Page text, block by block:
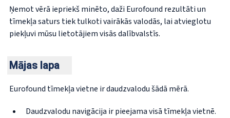
Ņemot vērā iepriekš minēto, daži Eurofound rezultāti un
tīmekļa saturs tiek tulkoti vairākās valodās, lai atvieglotu
piekļuvi mūsu lietotājiem visās dalībvalstīs.
Mājas lapa
Eurofound tīmekļa vietne ir daudzvalodu šādā mērā.
Daudzvalodu navigācija ir pieejama visā tīmekļa vietnē.